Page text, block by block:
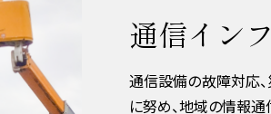
通信イン
通信設備の故障対応
に努め、地域の情報通